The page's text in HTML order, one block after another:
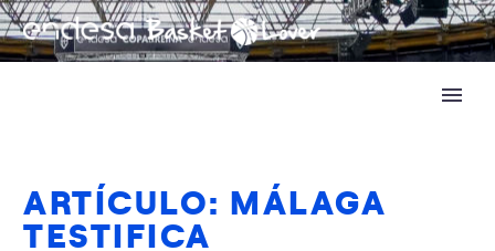
ARTÍCULO: MÁLAGA
TESTIFICA